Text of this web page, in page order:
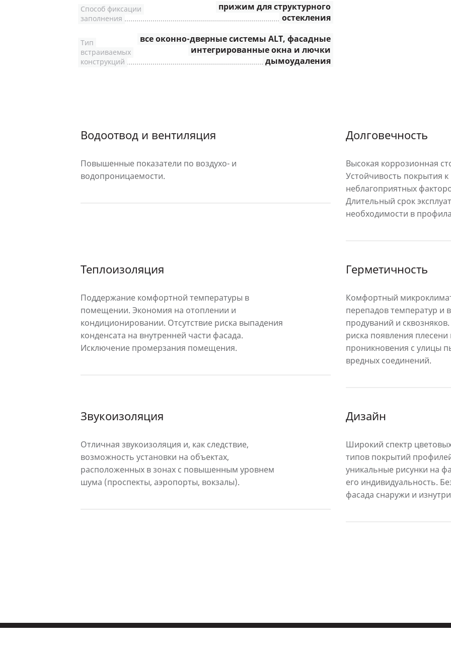
прижим для структурного
остекления
Способ фиксации
заполнения
все оконно-дверные системы ALT, фасадные
интегрированные окна и лючки
дымоудаления
Тип
встраиваемых
конструкций
Водоотвод и вентиляция
Повышенные показатели по воздухо- и
водопроницаемости.
Долговечность
Высокая коррозионная
Устойчивость покрытия
неблагоприятных
Длительный срок
необходимости в
Теплоизоляция
Поддержание комфортной температуры в
помещении. Экономия на отоплении и
кондиционировании. Отсутствие риска выпадения
конденсата на внутренней части фасада.
Исключение промерзания помещения.
Герметичность
Комфортный
перепадов температур и
продуваний и
риска появления
проникновения с улицы
вредных соединений.
Звукоизоляция
Отличная звукоизоляция и, как следствие,
возможность установки на объектах,
расположенных в зонах с повышенным уровнем
шума (проспекты, аэропорты, вокзалы).
Дизайн
Широкий спектр
типов покрытий
уникальные рисунки на
его индивидуальность.
фасада снаружи и